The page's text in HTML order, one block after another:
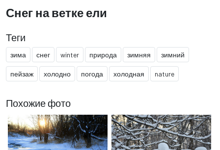
Снег на ветке ели
Теги
зима снег winter природа зимняя зимний
пейзаж холодно погода холодная nature
Похожие фото